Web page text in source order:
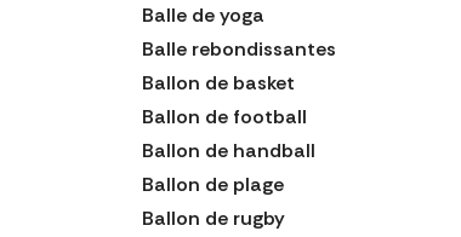
Balle de yoga
Balle rebondissantes
Ballon de basket
Ballon de football
Ballon de handball
Ballon de plage
Ballon de rugby